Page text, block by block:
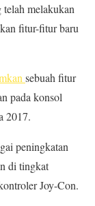
melakukan
fitur-fitur baru
sebuah fitur
pada konsol
2017.
peningkatan
di tingkat
Joy-Con.